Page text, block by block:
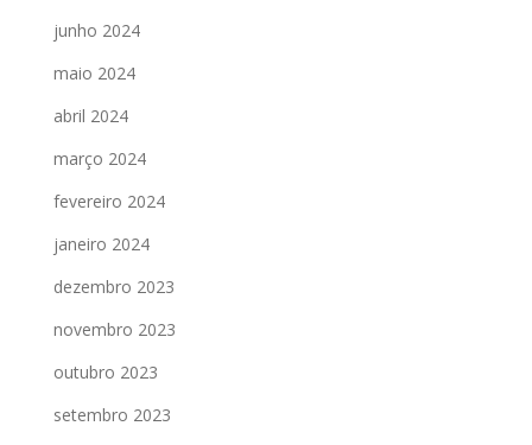
junho 2024
maio 2024
abril 2024
março 2024
fevereiro 2024
janeiro 2024
dezembro 2023
novembro 2023
outubro 2023
setembro 2023